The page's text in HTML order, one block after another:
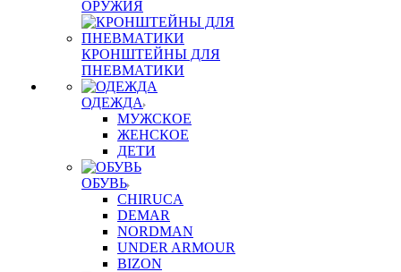
ОРУЖИЯ
КРОНШТЕЙНЫ ДЛЯ
ПНЕВМАТИКИ
ОДЕЖДА
МУЖСКОЕ
ЖЕНСКОЕ
ДЕТИ
ОБУВЬ
CHIRUCA
DEMAR
NORDMAN
UNDER ARMOUR
BIZON